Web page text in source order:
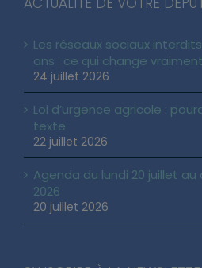
Les réseaux sociaux interdits
ans : ce qui change vraiment
24 juillet 2026
Loi d’urgence agricole :
texte
22 juillet 2026
Agenda du lundi 20 juillet au
2026
20 juillet 2026